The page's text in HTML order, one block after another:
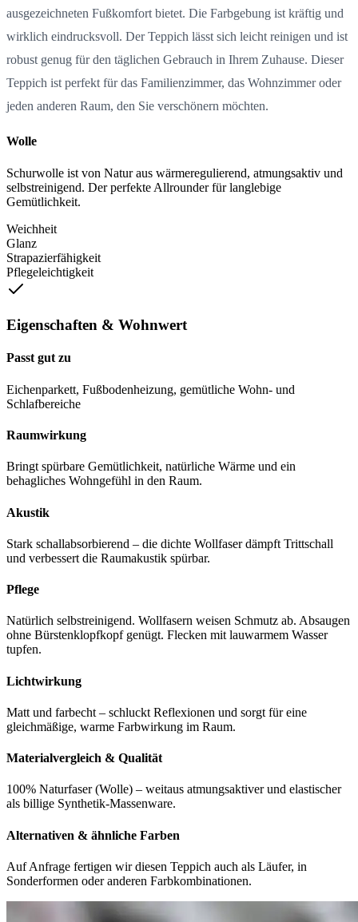
ausgezeichneten Fußkomfort bietet. Die Farbgebung ist kräftig und
wirklich eindrucksvoll. Der Teppich lässt sich leicht reinigen und ist
robust genug für den täglichen Gebrauch in Ihrem Zuhause. Dieser
Teppich ist perfekt für das Familienzimmer, das Wohnzimmer oder
jeden anderen Raum, den Sie verschönern möchten.
Wolle
Schurwolle ist von Natur aus wärmeregulierend, atmungsaktiv und
selbstreinigend. Der perfekte Allrounder für langlebige
Gemütlichkeit.
Weichheit
Glanz
Strapazierfähigkeit
Pflegeleichtigkeit
Eigenschaften & Wohnwert
Passt gut zu
Eichenparkett, Fußbodenheizung, gemütliche Wohn- und
Schlafbereiche
Raumwirkung
Bringt spürbare Gemütlichkeit, natürliche Wärme und ein
behagliches Wohngefühl in den Raum.
Akustik
Stark schallabsorbierend – die dichte Wollfaser dämpft Trittschall
und verbessert die Raumakustik spürbar.
Pflege
Natürlich selbstreinigend. Wollfasern weisen Schmutz ab. Absaugen
ohne Bürstenklopfkopf genügt. Flecken mit lauwarmem Wasser
tupfen.
Lichtwirkung
Matt und farbecht – schluckt Reflexionen und sorgt für eine
gleichmäßige, warme Farbwirkung im Raum.
Materialvergleich & Qualität
100% Naturfaser (Wolle) – weitaus atmungsaktiver und elastischer
als billige Synthetik-Massenware.
Alternativen & ähnliche Farben
Auf Anfrage fertigen wir diesen Teppich auch als Läufer, in
Sonderformen oder anderen Farbkombinationen.